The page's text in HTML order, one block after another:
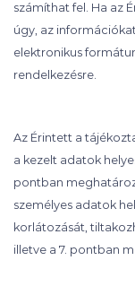
számíthat fel. Ha az
úgy, az
elektronikus
rendelkezésre.
Az Érintett a
a kezelt adatok
pontban
személyes adatok
korlátozását,
illetve a 7. pontban